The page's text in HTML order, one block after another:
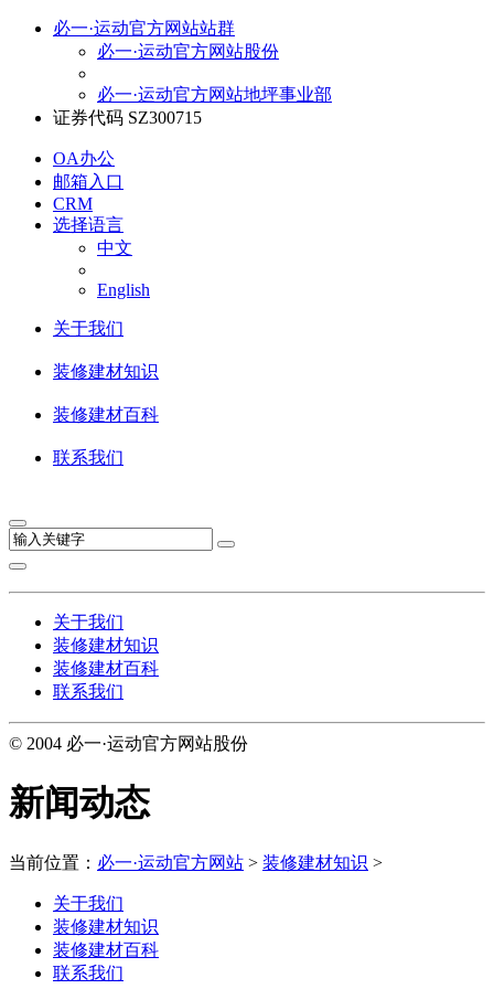
必一·运动官方网站站群
必一·运动官方网站股份
必一·运动官方网站地坪事业部
证券代码 SZ300715
OA办公
邮箱入口
CRM
选择语言
中文
English
关于我们
装修建材知识
装修建材百科
联系我们
关于我们
装修建材知识
装修建材百科
联系我们
© 2004 必一·运动官方网站股份
新闻动态
当前位置： 必一·运动官方网站 > 装修建材知识 >
关于我们
装修建材知识
装修建材百科
联系我们